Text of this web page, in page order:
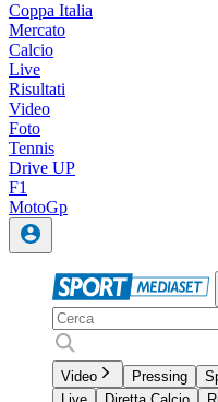
Coppa Italia
Mercato
Calcio
Live
Risultati
Video
Foto
Tennis
Drive UP
F1
MotoGp
Video Pressing